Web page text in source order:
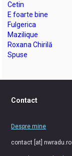
Cetin
E foarte bine
Fulgerica
Mazilique
Roxana Chirilă
Spuse
Contact
Despre mine
contact [at] nwradu.ro